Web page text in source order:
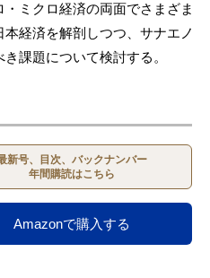
ミクロ経済の両面でさまざま
経済を解剖しつつ、サナエノ
課題について検討する。
新号、目次、バックナンバー
年間購読はこちら
Amazonで購入する